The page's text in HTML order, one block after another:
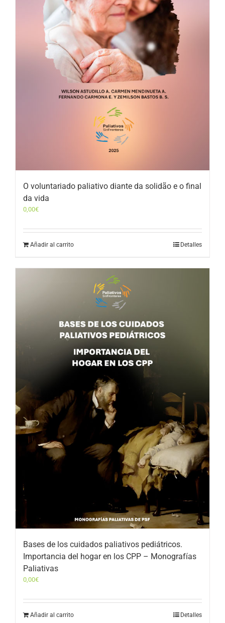
O voluntariado paliativo diante da solidão e o final
da vida
0,00€
Añadir al carrito Detalles
Bases de los cuidados paliativos pediátricos.
Importancia del hogar en los CPP – Monografías
Paliativas
0,00€
Añadir al carrito Detalles